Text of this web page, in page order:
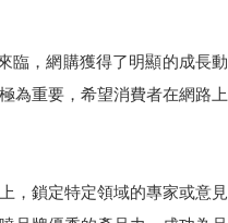
臨，網購獲得了明顯的成長動
為重要，希望消費者在網路上
，鎖定特定領域的專家或意見